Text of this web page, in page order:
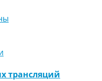
трансляций